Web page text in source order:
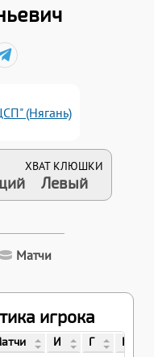
(Нягань)
ХВАТ КЛЮШКИ
Левый
Матчи
игрока
И Г П